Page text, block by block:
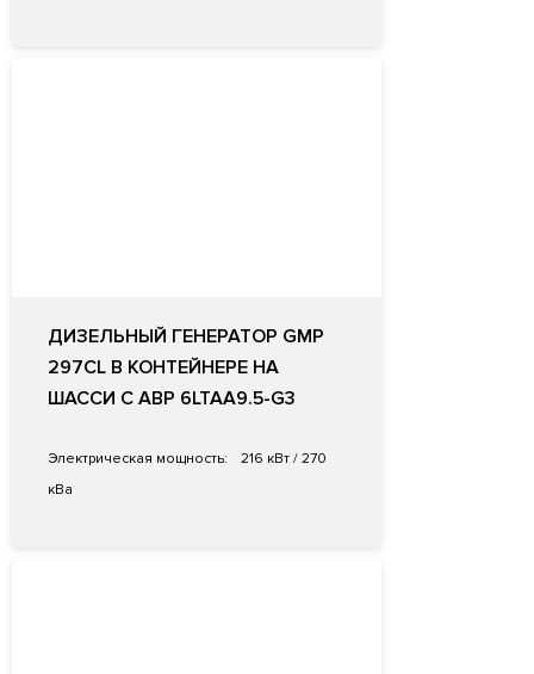
ДИЗЕЛЬНЫЙ ГЕНЕРАТОР GMP
297CL В КОНТЕЙНЕРЕ НА
ШАССИ С АВР 6LTAA9.5-G3
Электрическая мощность:
216 кВт / 270
кВа